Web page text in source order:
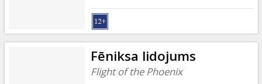
Fēniksa lidojums
Flight of the Phoenix